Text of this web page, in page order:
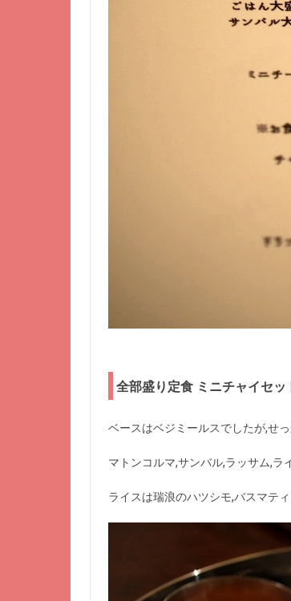
全部盛り定食 ミニチャイセ
ベースはベジミールスでしたが,せ
マトンコルマ,サンバル,ラッサム,ラ
ライスは瑞浪のハツシモ,バスマテ